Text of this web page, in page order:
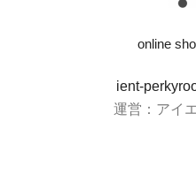
online
ient-
運営：アイ